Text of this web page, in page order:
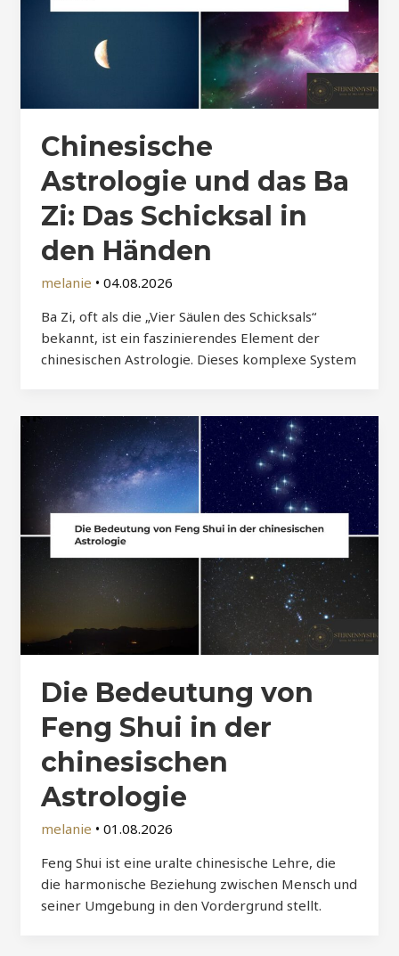
Chinesische
Astrologie und das Ba
Zi: Das Schicksal in
den Händen
melanie • 04.08.2026
Ba Zi, oft als die „Vier Säulen des Schicksals“
bekannt, ist ein faszinierendes Element der
chinesischen Astrologie. Dieses komplexe System
Die Bedeutung von
Feng Shui in der
chinesischen
Astrologie
melanie • 01.08.2026
Feng Shui ist eine uralte chinesische Lehre, die
die harmonische Beziehung zwischen Mensch und
seiner Umgebung in den Vordergrund stellt.